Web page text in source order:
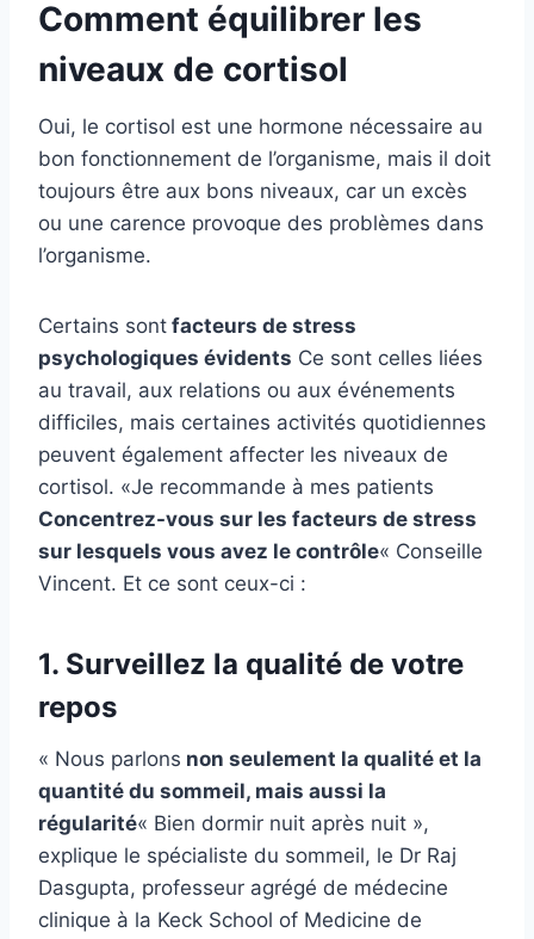
Comment équilibrer les
niveaux de cortisol
Oui, le cortisol est une hormone nécessaire au
bon fonctionnement de l’organisme, mais il doit
toujours être aux bons niveaux, car un excès
ou une carence provoque des problèmes dans
l’organisme.
Certains sont facteurs de stress
psychologiques évidents Ce sont celles liées
au travail, aux relations ou aux événements
difficiles, mais certaines activités quotidiennes
peuvent également affecter les niveaux de
cortisol. «Je recommande à mes patients
Concentrez-vous sur les facteurs de stress
sur lesquels vous avez le contrôle« Conseille
Vincent. Et ce sont ceux-ci :
1. Surveillez la qualité de votre
repos
« Nous parlons non seulement la qualité et la
quantité du sommeil, mais aussi la
régularité« Bien dormir nuit après nuit »,
explique le spécialiste du sommeil, le Dr Raj
Dasgupta, professeur agrégé de médecine
clinique à la Keck School of Medicine de